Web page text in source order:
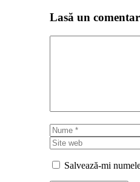
Lasă un
Nume
Salvează-mi